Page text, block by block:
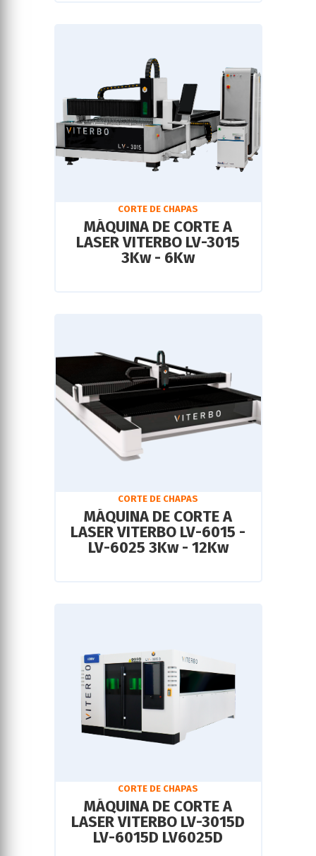
CORTE DE CHAPAS
MÁQUINA DE CORTE A
LASER VITERBO LV-3015
3Kw - 6Kw
CORTE DE CHAPAS
MÁQUINA DE CORTE A
LASER VITERBO LV-6015 -
LV-6025 3Kw - 12Kw
CORTE DE CHAPAS
MÁQUINA DE CORTE A
LASER VITERBO LV-3015D
LV-6015D LV6025D